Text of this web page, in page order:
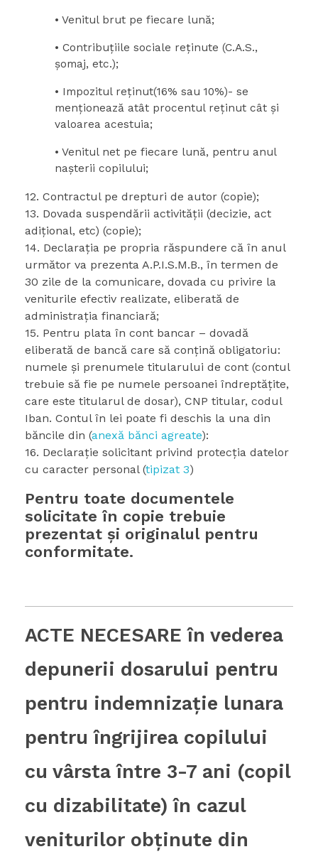
• Venitul brut pe fiecare lună;
• Contribuţiile sociale reţinute (C.A.S.,
şomaj, etc.);
• Impozitul reţinut(16% sau 10%)- se
menţionează atât procentul reţinut cât şi
valoarea acestuia;
• Venitul net pe fiecare lună, pentru anul
naşterii copilului;
12. Contractul pe drepturi de autor (copie);
13. Dovada suspendării activităţii (decizie, act
adiţional, etc) (copie);
14. Declaraţia pe propria răspundere că în anul
următor va prezenta A.P.I.S.M.B., în termen de
30 zile de la comunicare, dovada cu privire la
veniturile efectiv realizate, eliberată de
administraţia financiară;
15. Pentru plata în cont bancar – dovadă
eliberată de bancă care să conţină obligatoriu:
numele şi prenumele titularului de cont (contul
trebuie să fie pe numele persoanei îndreptăţite,
care este titularul de dosar), CNP titular, codul
Iban. Contul în lei poate fi deschis la una din
băncile din (anexă bănci agreate):
16. Declaraţie solicitant privind protecţia datelor
cu caracter personal (tipizat 3)
Pentru toate documentele
solicitate în copie trebuie
prezentat şi originalul pentru
conformitate.
ACTE NECESARE în vederea
depunerii dosarului pentru
pentru indemnizaţie lunara
pentru îngrijirea copilului
cu vârsta între 3-7 ani (copil
cu dizabilitate) în cazul
veniturilor obţinute din